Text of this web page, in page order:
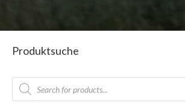
Produktsuche
Products
search